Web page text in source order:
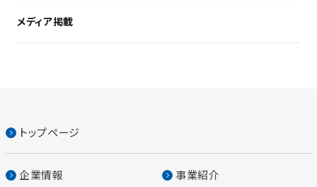
メディア掲載
トップページ
企業情報 事業紹介